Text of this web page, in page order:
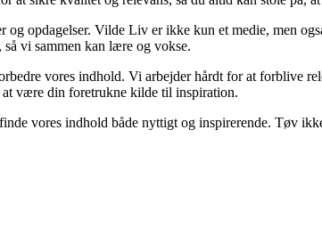
opdagelser. Vilde Liv er ikke kun et medie, men
så vi sammen kan lære og vokse.
vores indhold. Vi arbejder hårdt for at forblive
være din foretrukne kilde til inspiration.
vores indhold både nyttigt og inspirerende. Tøv